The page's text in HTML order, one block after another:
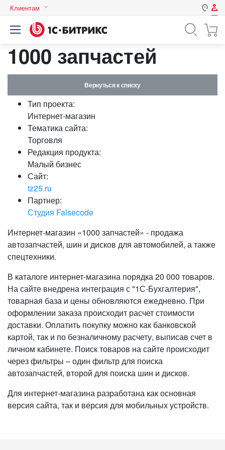
Клиентам
Авторизация
Зарегистрироваться
Логин
Пароль
Забыли свой пароль?
или войдите с помощью
1000 запчастей
Вернуться к списку
Тип проекта:
Интернет-магазин
Тематика сайта:
Торговля
Редакция продукта:
Малый бизнес
Сайт:
tz25.ru
Партнер:
Студия Falsecode
Интернет-магазин «1000 запчастей» - продажа
автозапчастей, шин и дисков для автомобилей, а также
спецтехники.
В каталоге интернет-магазина порядка 20 000 товаров.
На сайте внедрена интеграция с "1С-Бухгалтерия",
товарная база и цены обновляются ежедневно. При
оформлении заказа происходит расчет стоимости
доставки. Оплатить покупку можно как банковской
картой, так и по безналичному расчету, выписав счет в
личном кабинете. Поиск товаров на сайте происходит
через фильтры – один фильтр для поиска
автозапчастей, второй для поиска шин и дисков.
Для интернет-магазина разработана как основная
версия сайта, так и версия для мобильных устройств.